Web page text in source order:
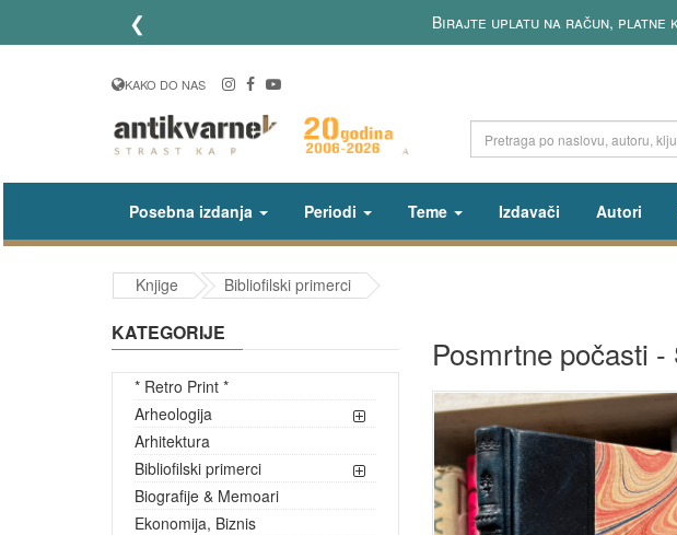
❮ Birajte uplatu na račun, platne
KAKO DO NAS
Posebna izdanja Periodi Teme Izdavači Autori
Knjige Bibliofilski primerci
KATEGORIJE
* Retro Print *
Arheologija
Arhitektura
Bibliofilski primerci
Biografije & Memoari
Ekonomija, Biznis
Posmrtne počasti